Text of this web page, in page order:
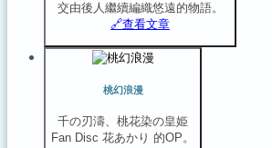
交由後人繼續編織悠遠的物語。
🔗️查看文章
桃幻浪漫
千の刃濤、桃花染の皇姫
Fan Disc 花あかり 的OP。